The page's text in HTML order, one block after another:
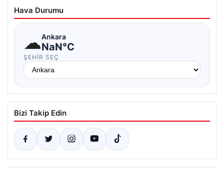
Hava Durumu
☁Ankara
NaN°C
ŞEHIR SEÇ
Bizi Takip Edin